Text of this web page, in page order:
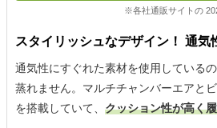
※各社通販サイトの
スタイリッシュなデザイン！ 通
通気性にすぐれた素材を使用している
蒸れません。マルチチャンバーエアと
を搭載していて、 クッション性が高く